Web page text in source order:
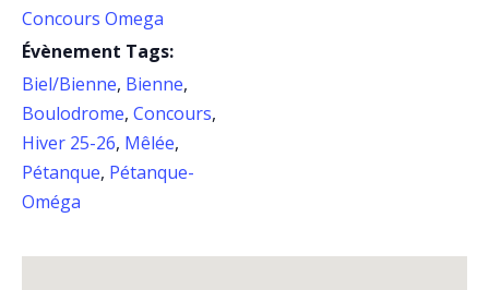
Concours Omega
Évènement Tags:
Biel/Bienne, Bienne,
Boulodrome, Concours,
Hiver 25-26, Mêlée,
Pétanque, Pétanque-
Oméga